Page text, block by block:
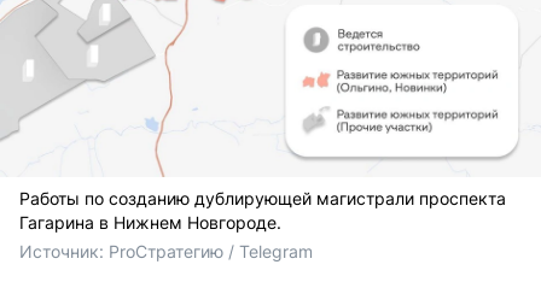
Работы по созданию дублирующей магистрали проспекта
Гагарина в Нижнем Новгороде.
Источник: ProСтратегию / Telegram